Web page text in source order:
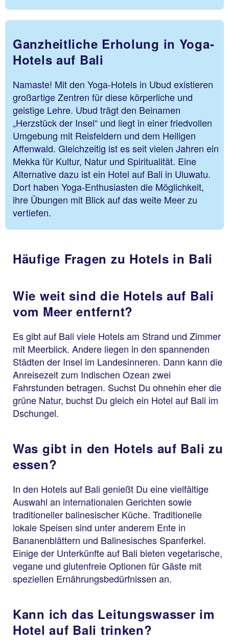
Ganzheitliche Erholung in Yoga-
Hotels auf Bali
Namaste! Mit den Yoga-Hotels in Ubud existieren
großartige Zentren für diese körperliche und
geistige Lehre. Ubud trägt den Beinamen
„Herzstück der Insel“ und liegt in einer friedvollen
Umgebung mit Reisfeldern und dem Heiligen
Affenwald. Gleichzeitig ist es seit vielen Jahren ein
Mekka für Kultur, Natur und Spiritualität. Eine
Alternative dazu ist ein Hotel auf Bali in Uluwatu.
Dort haben Yoga-Enthusiasten die Möglichkeit,
ihre Übungen mit Blick auf das weite Meer zu
vertiefen.
Häufige Fragen zu Hotels in Bali
Wie weit sind die Hotels auf Bali
vom Meer entfernt?
Es gibt auf Bali viele Hotels am Strand und Zimmer
mit Meerblick. Andere liegen in den spannenden
Städten der Insel im Landesinneren. Dann kann die
Anreisezeit zum Indischen Ozean zwei
Fahrstunden betragen. Suchst Du ohnehin eher die
grüne Natur, buchst Du gleich ein Hotel auf Bali im
Dschungel.
Was gibt in den Hotels auf Bali zu
essen?
In den Hotels auf Bali genießt Du eine vielfältige
Auswahl an internationalen Gerichten sowie
traditioneller balinesischer Küche. Traditionelle
lokale Speisen sind unter anderem Ente in
Bananenblättern und Balinesisches Spanferkel.
Einige der Unterkünfte auf Bali bieten vegetarische,
vegane und glutenfreie Optionen für Gäste mit
speziellen Ernährungsbedürfnissen an.
Kann ich das Leitungswasser im
Hotel auf Bali trinken?